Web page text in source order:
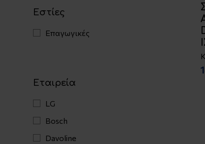
Εστίες
Επαγωγικές
Εταιρεία
LG
Bosch
Davoline